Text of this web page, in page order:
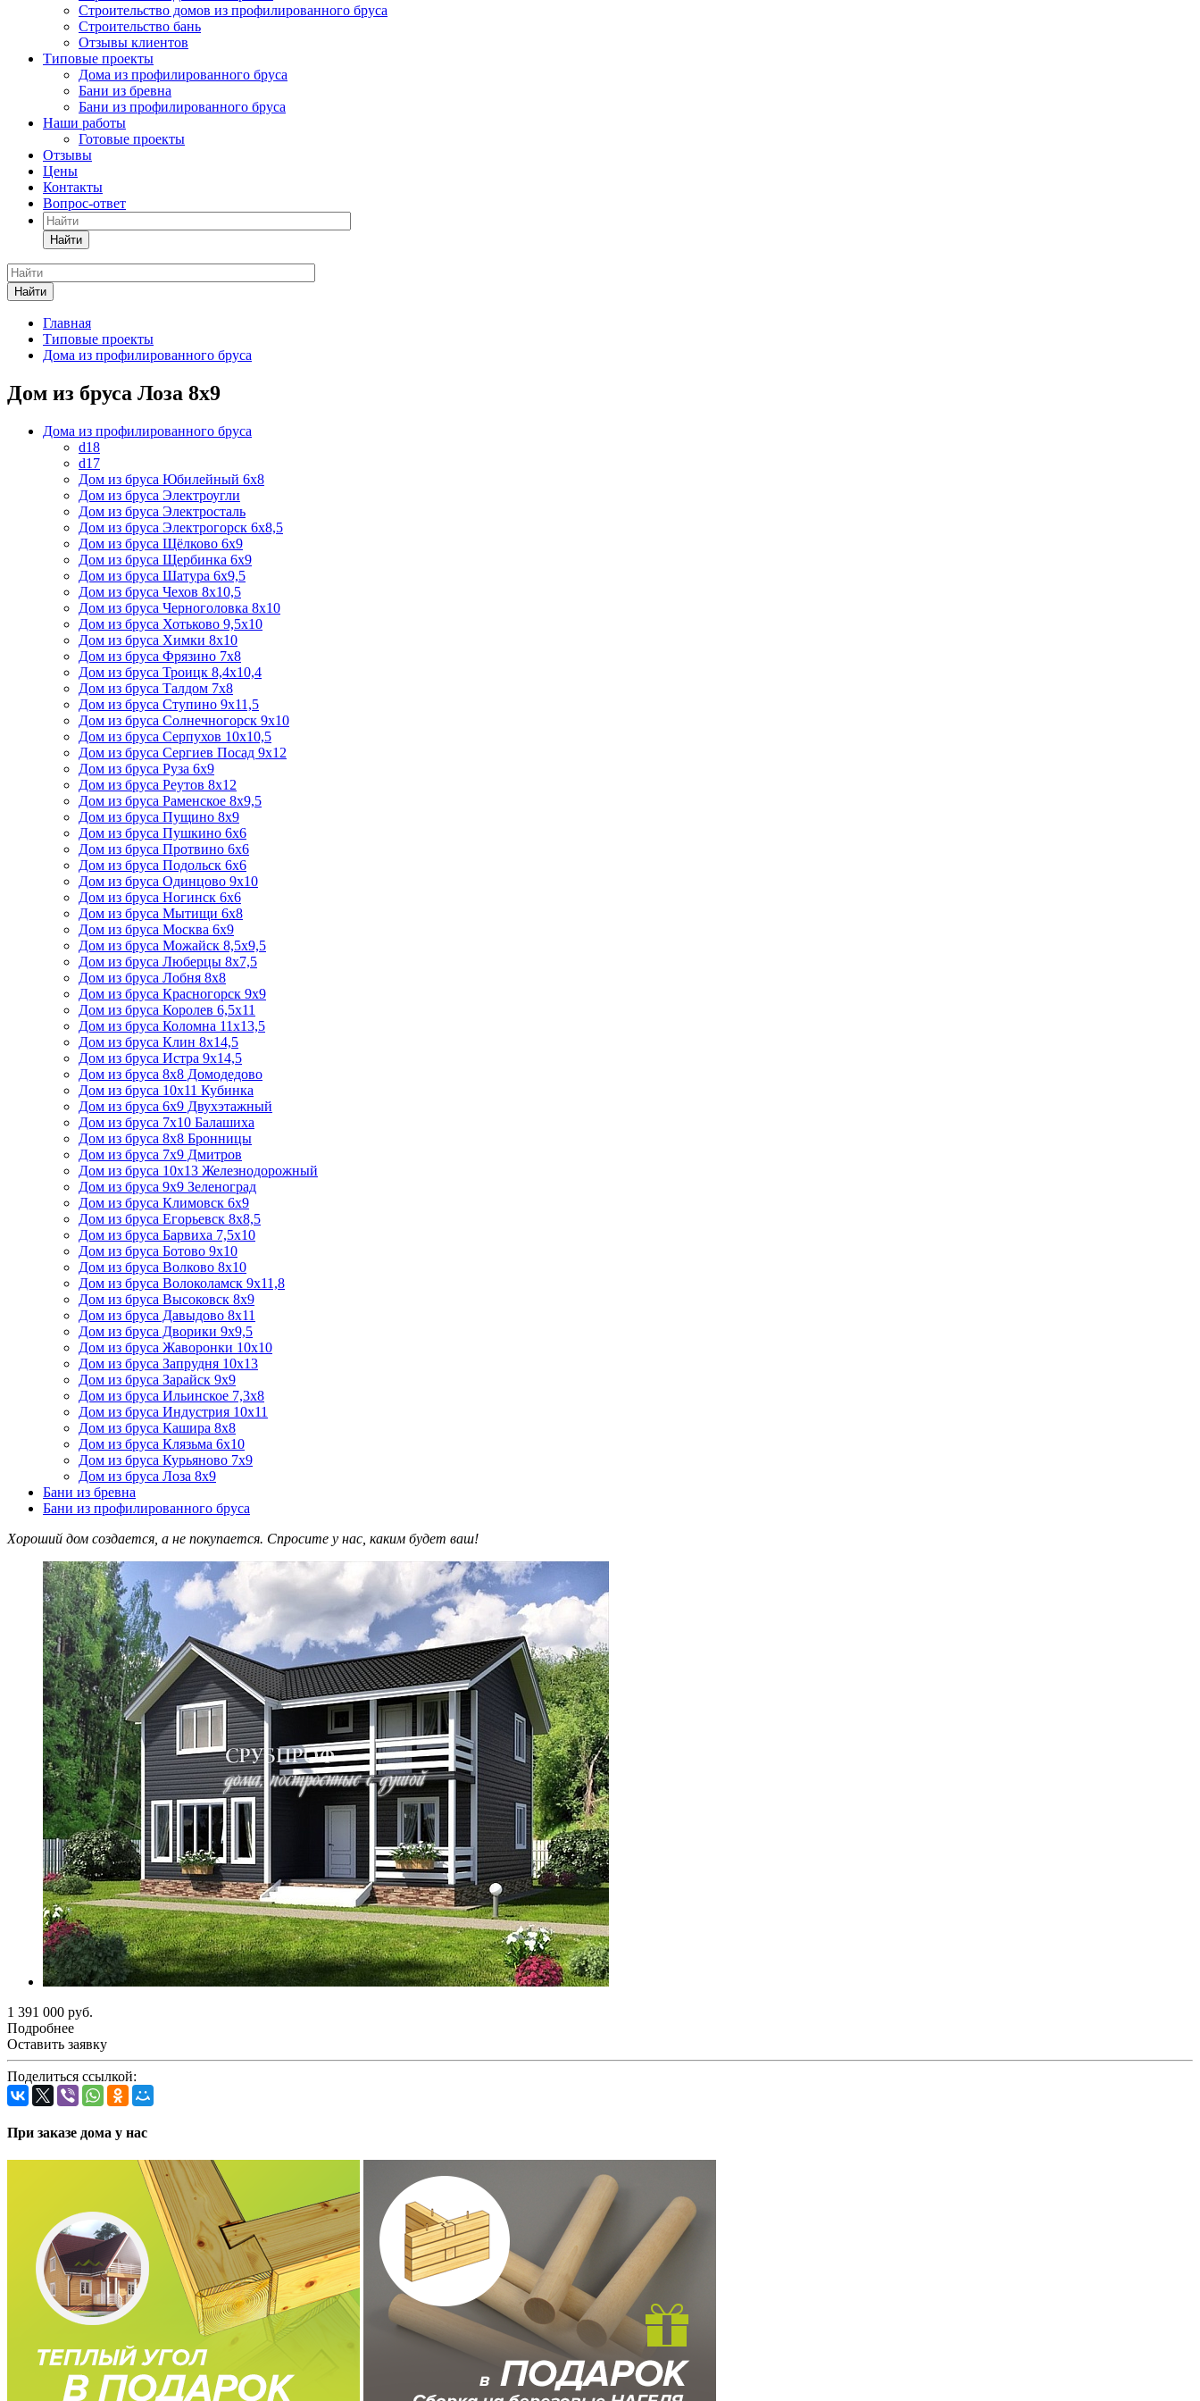
Строительство домов из профилированного бруса
Строительство бань
Отзывы клиентов
Типовые проекты
Дома из профилированного бруса
Бани из бревна
Бани из профилированного бруса
Наши работы
Готовые проекты
Отзывы
Цены
Контакты
Вопрос-ответ
Найти
Найти
Главная
Типовые проекты
Дома из профилированного бруса
Дом из бруса Лоза 8х9
Дома из профилированного бруса
d18
d17
Дом из бруса Юбилейный 6х8
Дом из бруса Электроугли
Дом из бруса Электросталь
Дом из бруса Электрогорск 6х8,5
Дом из бруса Щёлково 6х9
Дом из бруса Щербинка 6х9
Дом из бруса Шатура 6х9,5
Дом из бруса Чехов 8х10,5
Дом из бруса Черноголовка 8х10
Дом из бруса Хотьково 9,5х10
Дом из бруса Химки 8х10
Дом из бруса Фрязино 7х8
Дом из бруса Троицк 8,4х10,4
Дом из бруса Талдом 7х8
Дом из бруса Ступино 9х11,5
Дом из бруса Солнечногорск 9х10
Дом из бруса Серпухов 10х10,5
Дом из бруса Сергиев Посад 9х12
Дом из бруса Руза 6х9
Дом из бруса Реутов 8х12
Дом из бруса Раменское 8х9,5
Дом из бруса Пущино 8х9
Дом из бруса Пушкино 6х6
Дом из бруса Протвино 6х6
Дом из бруса Подольск 6х6
Дом из бруса Одинцово 9х10
Дом из бруса Ногинск 6х6
Дом из бруса Мытищи 6х8
Дом из бруса Москва 6х9
Дом из бруса Можайск 8,5х9,5
Дом из бруса Люберцы 8х7,5
Дом из бруса Лобня 8х8
Дом из бруса Красногорск 9х9
Дом из бруса Королев 6,5х11
Дом из бруса Коломна 11х13,5
Дом из бруса Клин 8х14,5
Дом из бруса Истра 9х14,5
Дом из бруса 8х8 Домодедово
Дом из бруса 10х11 Кубинка
Дом из бруса 6х9 Двухэтажный
Дом из бруса 7х10 Балашиха
Дом из бруса 8х8 Бронницы
Дом из бруса 7х9 Дмитров
Дом из бруса 10х13 Железнодорожный
Дом из бруса 9х9 Зеленоград
Дом из бруса Климовск 6х9
Дом из бруса Егорьевск 8х8,5
Дом из бруса Барвиха 7,5х10
Дом из бруса Ботово 9х10
Дом из бруса Волково 8х10
Дом из бруса Волоколамск 9х11,8
Дом из бруса Высоковск 8х9
Дом из бруса Давыдово 8х11
Дом из бруса Дворики 9х9,5
Дом из бруса Жаворонки 10х10
Дом из бруса Запрудня 10х13
Дом из бруса Зарайск 9х9
Дом из бруса Ильинское 7,3х8
Дом из бруса Индустрия 10х11
Дом из бруса Кашира 8х8
Дом из бруса Клязьма 6х10
Дом из бруса Курьяново 7х9
Дом из бруса Лоза 8х9
Бани из бревна
Бани из профилированного бруса
Хороший дом создается, а не покупается. Спросите у нас, каким будет ваш!
1 391 000 руб.
Подробнее
Оставить заявку
Поделиться ссылкой:
При заказе дома у нас